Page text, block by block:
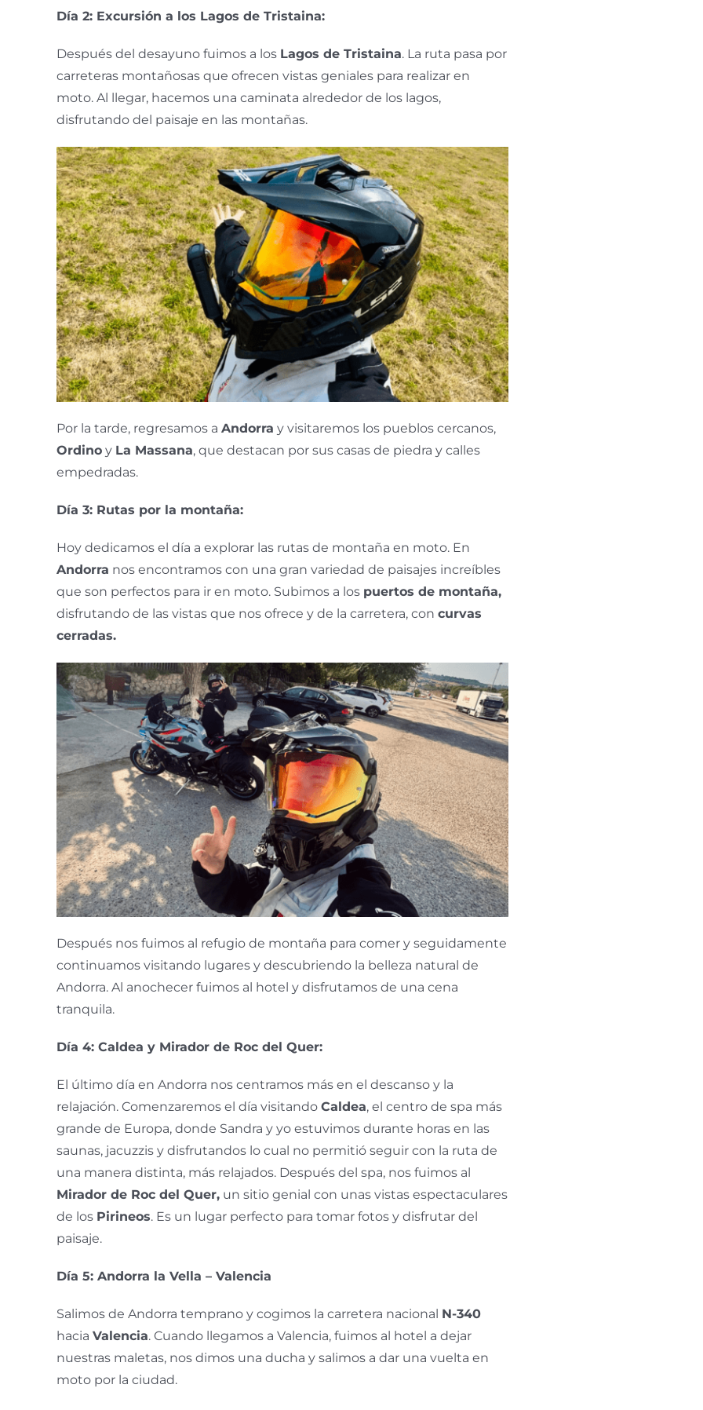
Día 2: Excursión a los Lagos de Tristaina:
Después del desayuno fuimos a los Lagos de Tristaina. La ruta pasa por
carreteras montañosas que ofrecen vistas geniales para realizar en
moto. Al llegar, hacemos una caminata alrededor de los lagos,
disfrutando del paisaje en las montañas.
Por la tarde, regresamos a Andorra y visitaremos los pueblos cercanos,
Ordino y La Massana, que destacan por sus casas de piedra y calles
empedradas.
Día 3: Rutas por la montaña:
Hoy dedicamos el día a explorar las rutas de montaña en moto. En
Andorra nos encontramos con una gran variedad de paisajes increíbles
que son perfectos para ir en moto. Subimos a los puertos de montaña,
disfrutando de las vistas que nos ofrece y de la carretera, con curvas
cerradas.
Después nos fuimos al refugio de montaña para comer y seguidamente
continuamos visitando lugares y descubriendo la belleza natural de
Andorra. Al anochecer fuimos al hotel y disfrutamos de una cena
tranquila.
Día 4: Caldea y Mirador de Roc del Quer:
El último día en Andorra nos centramos más en el descanso y la
relajación. Comenzaremos el día visitando Caldea, el centro de spa más
grande de Europa, donde Sandra y yo estuvimos durante horas en las
saunas, jacuzzis y disfrutandos lo cual no permitió seguir con la ruta de
una manera distinta, más relajados. Después del spa, nos fuimos al
Mirador de Roc del Quer, un sitio genial con unas vistas espectaculares
de los Pirineos. Es un lugar perfecto para tomar fotos y disfrutar del
paisaje.
Día 5: Andorra la Vella – Valencia
Salimos de Andorra temprano y cogimos la carretera nacional N-340
hacia Valencia. Cuando llegamos a Valencia, fuimos al hotel a dejar
nuestras maletas, nos dimos una ducha y salimos a dar una vuelta en
moto por la ciudad.